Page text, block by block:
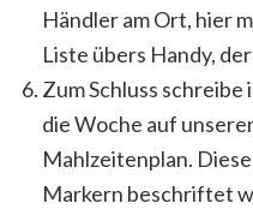
Händler am Ort, hier
Liste übers Handy,
Zum Schluss
die Woche auf
Mahlzeitenplan.
Markern beschriftet